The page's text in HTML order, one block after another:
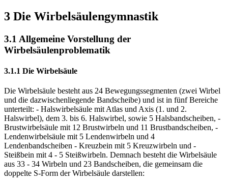
3 Die Wirbelsäulengymnastik
3.1 Allgemeine Vorstellung der
Wirbelsäulenproblematik
3.1.1 Die Wirbelsäule
Die Wirbelsäule besteht aus 24 Bewegungssegmenten (zwei Wirbel
und die dazwischenliegende Bandscheibe) und ist in fünf Bereiche
unterteilt: - Halswirbelsäule mit Atlas und Axis (1. und 2.
Halswirbel), dem 3. bis 6. Halswirbel, sowie 5 Halsbandscheiben, -
Brustwirbelsäule mit 12 Brustwirbeln und 11 Brustbandscheiben, -
Lendenwirbelsäule mit 5 Lendenwirbeln und 4
Lendenbandscheiben - Kreuzbein mit 5 Kreuzwirbeln und -
Steißbein mit 4 - 5 Steißwirbeln. Demnach besteht die Wirbelsäule
aus 33 - 34 Wirbeln und 23 Bandscheiben, die gemeinsam die
doppelte S-Form der Wirbelsäule darstellen: